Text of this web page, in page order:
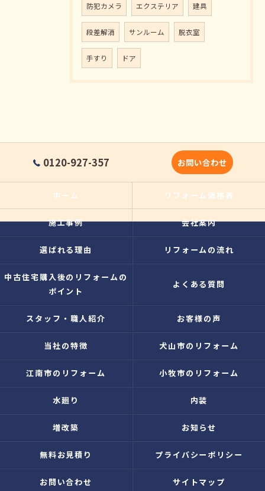
防犯カメラ エクステリア 建具
段差解消 サンルーム 脱衣室
手すり ドア
0120-927-357 お問い合わせ
ホーム リフォーム価格表
施工事例 会社案内
選ばれる理由 リフォームの流れ
中古住宅購入後のリフォームの
ポイント
よくある質問
スタッフ・職人紹介 お客様の声
当社の特徴 犬山市のリフォーム
江南市のリフォーム 小牧市のリフォーム
水廻り 内装
増改築 お知らせ
無料お見積り プライバシーポリシー
お問い合わせ サイトマップ